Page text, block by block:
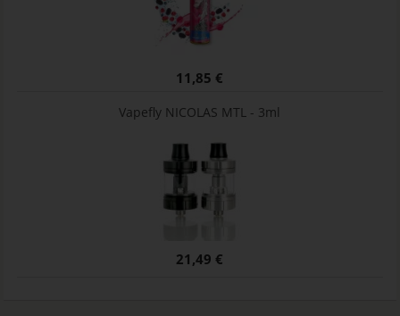
11,85 €
Vapefly NICOLAS MTL - 3ml
21,49 €